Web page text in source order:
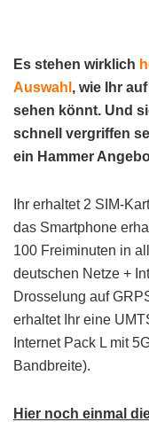
Es stehen wirklich
Auswahl , wie Ihr
sehen könnt. Und
schnell vergriffen
ein Hammer
Ihr erhaltet 2 SIM-
das Smartphone
100 Freiminuten in
deutschen Netze +
Drosselung auf
erhaltet Ihr eine
Internet Pack L mit
Bandbreite).
Hier noch einmal